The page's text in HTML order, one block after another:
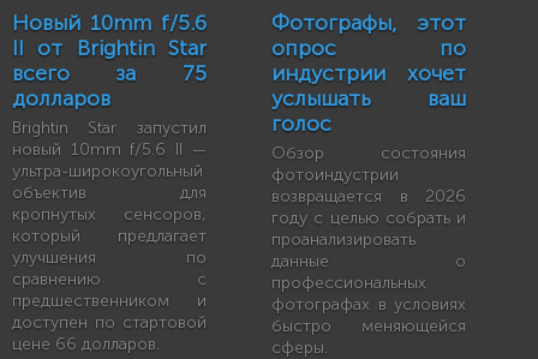
Новый 10mm f/5.6
II от Brightin Star
всего за 75
долларов
Brightin Star запустил
новый 10mm f/5.6 II —
ультра-широкоугольный
объектив для
кропнутых сенсоров,
который предлагает
улучшения по
сравнению с
предшественником и
доступен по стартовой
цене 66 долларов.
Фотографы, этот
опрос по
индустрии хочет
услышать ваш
голос
Обзор состояния
фотоиндустрии
возвращается в 2026
году с целью собрать и
проанализировать
данные о
профессиональных
фотографах в условиях
быстро меняющейся
сферы.